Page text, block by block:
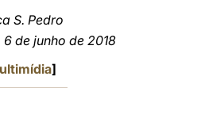
S. Pedro
de junho de 2018
]